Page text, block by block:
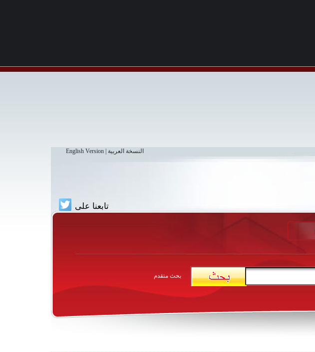
النسخة العربية English Version
تابعنا على
بحث متقدم